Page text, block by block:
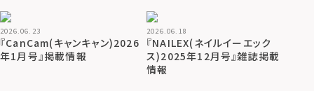
2026.06.23
『CanCam(キャンキャン)2026
年1月号』掲載情報
2026.06.18
『NAILEX(ネイルイーエック
ス)2025年12月号』雑誌掲載
情報